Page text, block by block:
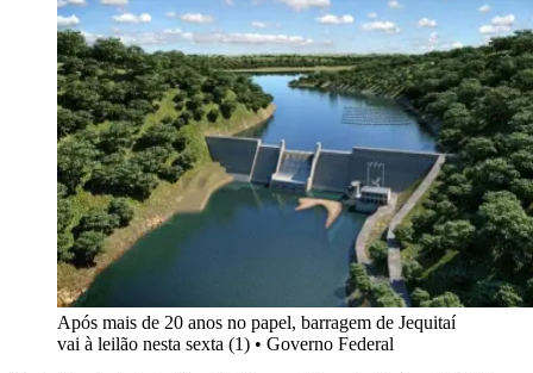
Após mais de 20 anos no papel, barragem de Jequitaí
vai à leilão nesta sexta (1) • Governo Federal